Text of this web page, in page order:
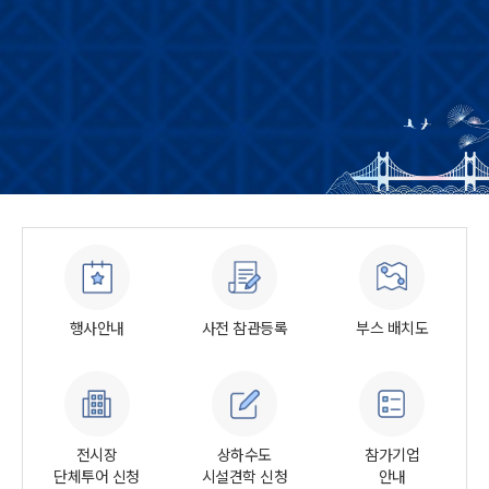
행사안내 사전 참관등록 부스 배치도
전시장
단체투어 신청
상하수도
시설견학 신청
참가기업
안내